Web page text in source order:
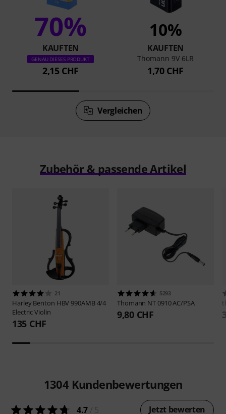
70%
KAUFTEN
GENAU DIESES PRODUKT
2,15 CHF
10%
KAUFTEN
Thomann 9V 6LR
1,70 CHF
Vergleichen
Zubehör & passende Artikel
21
Harley Benton HBV 990AMB 4/4
Electric Violin
135 CHF
5293
Thomann NT 0910 AC/PSA
9,80 CHF
1304 Kundenbewertungen
4.7 Jetzt bewerten